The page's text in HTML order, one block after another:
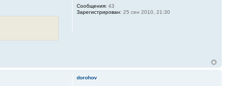
Сообщения: 43
Зарегистрирован: 25 сен 2010, 21:30
dorohov